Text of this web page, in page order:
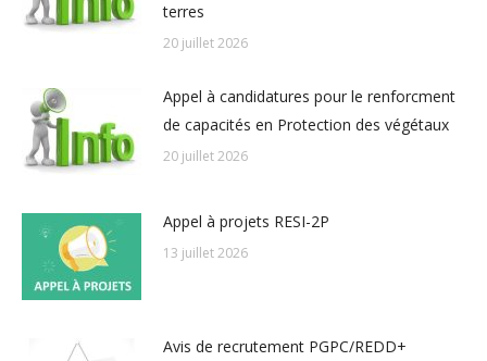
terres
20 juillet 2026
Appel à candidatures pour le renforcment
de capacités en Protection des végétaux
20 juillet 2026
Appel à projets RESI-2P
13 juillet 2026
Avis de recrutement PGPC/REDD+